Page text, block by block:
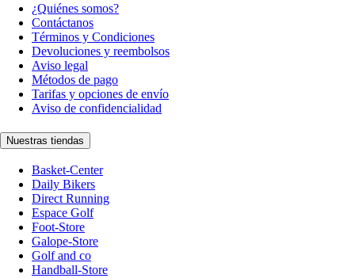
¿Quiénes somos?
Contáctanos
Términos y Condiciones
Devoluciones y reembolsos
Aviso legal
Métodos de pago
Tarifas y opciones de envío
Aviso de confidencialidad
Nuestras tiendas
Basket-Center
Daily Bikers
Direct Running
Espace Golf
Foot-Store
Galope-Store
Golf and co
Handball-Store